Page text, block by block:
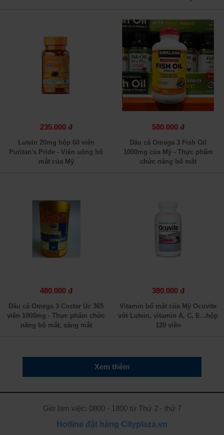
235.000 đ
Lutein 20mg hộp 60 viên
Puritan's Pride - Viên uống bổ
mắt của Mỹ
580.000 đ
Dầu cá Omega 3 Fish Oil
1000mg của Mỹ - Thực phẩm
chức năng bổ mắt
480.000 đ
Dầu cá Omega 3 Costar Úc 365
viên 1000mg - Thực phẩm chức
năng bổ mắt, sáng mắt
380.000 đ
Vitamin bổ mắt của Mỹ Ocuvite
với Lutein, vitamin A, C, E...hộp
120 viên
Xem thêm
Giờ làm việc: 0800 - 1800 từ Thứ 2 - thứ 7
Hotline đặt hàng Cityplaza.vn